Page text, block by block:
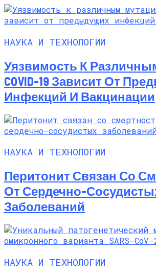
НАУКА И ТЕХНОЛОГИИ
Уязвимость К
COVID-19 Зависит От
Инфекций И Вакцинации
НАУКА И ТЕХНОЛОГИИ
Перитонит Связан Со
От Сердечно-
Заболеваний
НАУКА И ТЕХНОЛОГИИ